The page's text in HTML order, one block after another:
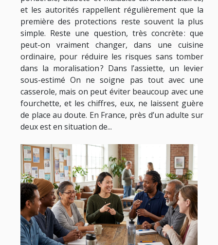
et les autorités rappellent régulièrement que la
première des protections reste souvent la plus
simple. Reste une question, très concrète : que
peut-on vraiment changer, dans une cuisine
ordinaire, pour réduire les risques sans tomber
dans la moralisation ? Dans l’assiette, un levier
sous-estimé On ne soigne pas tout avec une
casserole, mais on peut éviter beaucoup avec une
fourchette, et les chiffres, eux, ne laissent guère
de place au doute. En France, près d’un adulte sur
deux est en situation de...